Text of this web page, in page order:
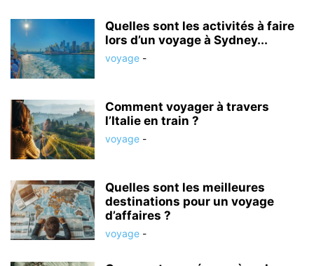
Quelles sont les activités à faire
lors d’un voyage à Sydney...
voyage -
Comment voyager à travers
l’Italie en train ?
voyage -
Quelles sont les meilleures
destinations pour un voyage
d’affaires ?
voyage -